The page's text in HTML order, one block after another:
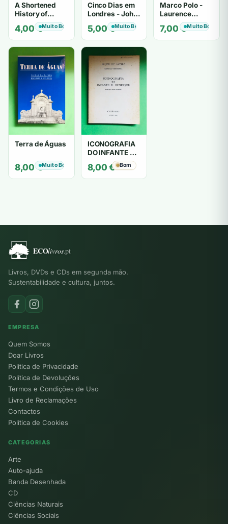
A Shortened
History of
England - G. M.
Trevelyan
4,00€Muito Bom
Cinco Dias em
Londres - John
Lukacs
5,00€Muito Bom
Marco Polo -
Laurence
Bergreen
7,00€Muito Bom
Terra de Águas
8,00€Muito Bom
ICONOGRAFIA
DO INFANTE D.
HENRIQUE
8,00€ Bom
Livros, DVDs e CDs em segunda mão.
Sustentabilidade e cultura, juntos.
EMPRESA
Quem Somos
Doar Livros
Política de Privacidade
Política de Devoluções
Termos e Condições de Uso
Livro de Reclamações
Contactos
Política de Cookies
CATEGORIAS
Arte
Auto-ajuda
Banda Desenhada
CD
Ciências Naturais
Ciências Sociais